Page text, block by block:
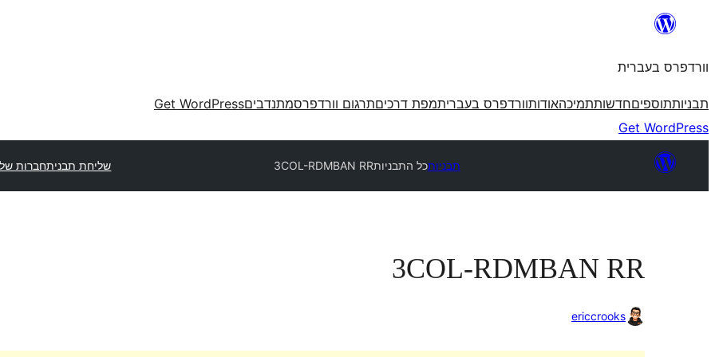
וורדפרס בעברית
תבניותתוספיםחדשותתמיכהאודותוורדפרס בעבריתמפת דרכיםתרגום וורדפרסמתנדביםGet WordPress
Get WordPress
תבניותכל התבניות3COL-RDMBAN RR שליחת תבניתחברות
3COL-RDMBAN RR
ericcrooks